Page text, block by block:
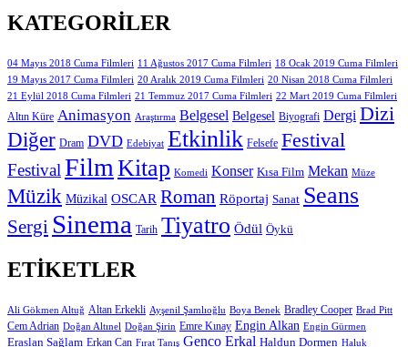
KATEGORILER
04 Mayıs 2018 Cuma Filmleri 11 Ağustos 2017 Cuma Filmleri 18 Ocak 2019 Cuma Filmleri
19 Mayıs 2017 Cuma Filmleri 20 Aralık 2019 Cuma Filmleri 20 Nisan 2018 Cuma Filmleri
21 Eylül 2018 Cuma Filmleri 21 Temmuz 2017 Cuma Filmleri 22 Mart 2019 Cuma Filmleri
Altın Küre Animasyon Araştırma Belgesel Belgesel Biyografi Dergi Dizi
Diğer Dram DVD Edebiyat Etkinlik Felsefe Festival
FestivalFilmKitap Komedi Konser Kısa Film Mekan Müze
Müzik Müzikal OSCAR Roman Röportaj Sanat Seans
Sergi Sinema Tarih Tiyatro Ödül Öykü
ETIKETLER
Ali Gökmen Altuğ Altan Erkekli Ayşenil Şamlıoğlu Boya Benek Bradley Cooper Brad Pitt
Cem Adrian Doğan Altınel Doğan Şirin Emre Kınay Engin Alkan Engin Gürmen
Eraslan Sağlam Erkan Can Fırat Tanış Genco Erkal Haldun Dormen Haluk